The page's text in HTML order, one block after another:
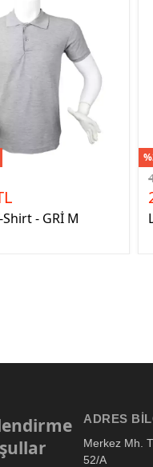
- GRİ M
ADRES
Merkez Mh.
52/A